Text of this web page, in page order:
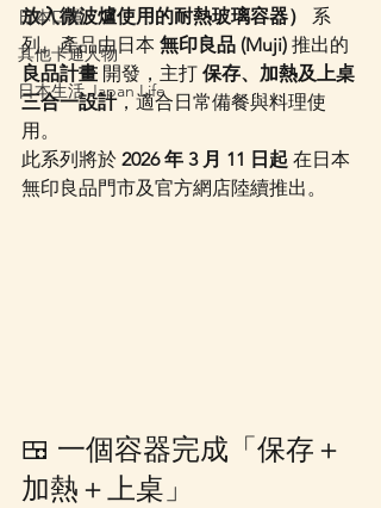
日本口罩
其他卡通人物
日本生活 Japan Life
放入微波爐使用的耐熱玻璃容器）
系
列。產品由日本 無印良品 (Muji) 推出的
良品計畫 開發，主打 保存、加熱及上桌
三合一設計，適合日常備餐與料理使
用。
此系列將於 2026 年 3 月 11 日起 在日本
無印良品門市及官方網店陸續推出。
🍱 一個容器完成「保存＋
加熱＋上桌」